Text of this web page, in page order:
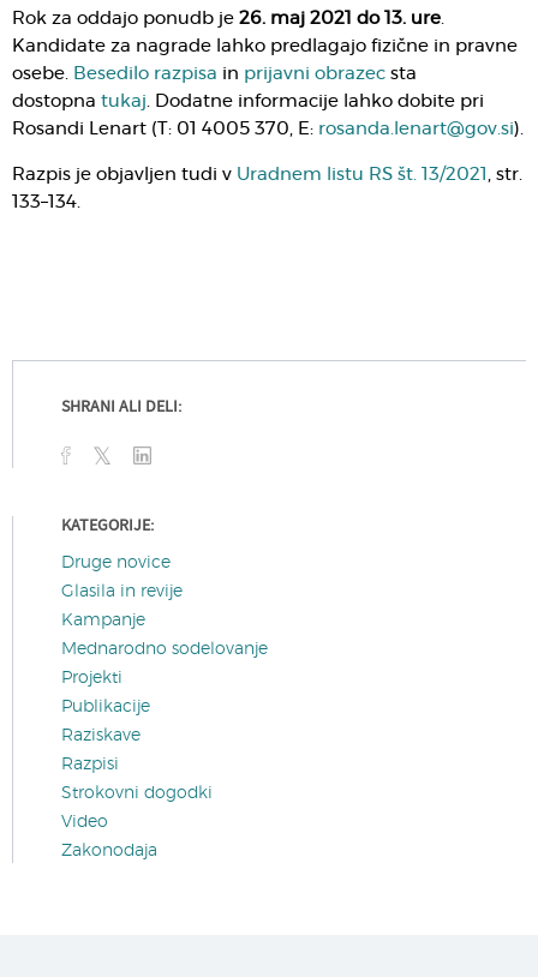
Rok za oddajo ponudb je 26. maj 2021 do 13. ure.
Kandidate za nagrade lahko predlagajo fizične in pravne
osebe. Besedilo razpisa in prijavni obrazec sta
dostopna tukaj. Dodatne informacije lahko dobite pri
Rosandi Lenart (T: 01 4005 370, E: rosanda.lenart@gov.si).
Razpis je objavljen tudi v Uradnem listu RS št. 13/2021 , str.
133–134.
SHRANI ALI DELI:
KATEGORIJE:
Druge novice
Glasila in revije
Kampanje
Mednarodno sodelovanje
Projekti
Publikacije
Raziskave
Razpisi
Strokovni dogodki
Video
Zakonodaja